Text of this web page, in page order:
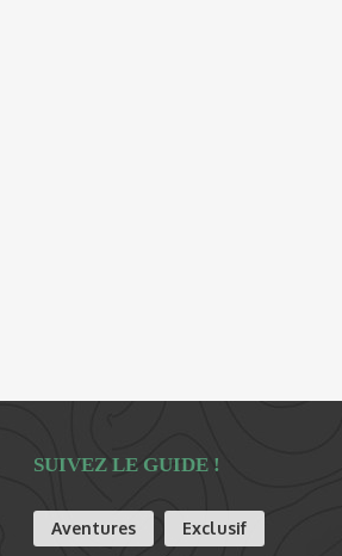
SUIVEZ LE GUIDE !
Aventures Exclusif